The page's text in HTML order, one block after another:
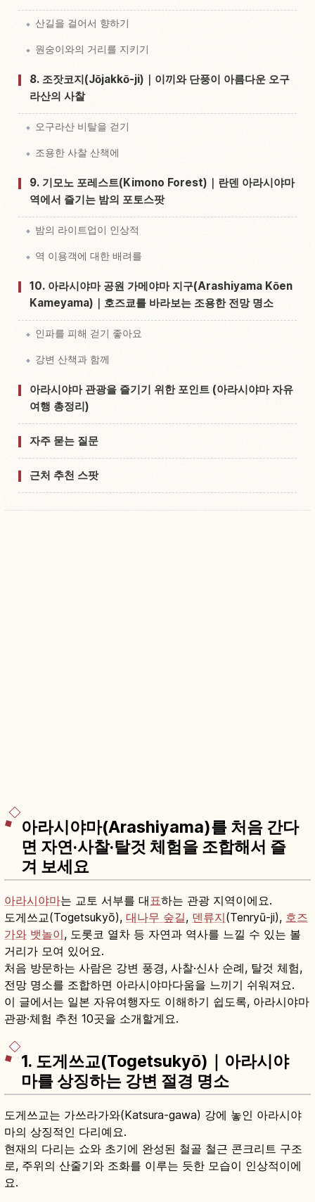
산길을 걸어서 향하기
원숭이와의 거리를 지키기
8. 조잣코지(Jōjakkō-ji)｜이끼와 단풍이 아름다운 오구
라산의 사찰
오구라산 비탈을 걷기
조용한 사찰 산책에
9. 기모노 포레스트(Kimono Forest)｜란덴 아라시야마
역에서 즐기는 밤의 포토스팟
밤의 라이트업이 인상적
역 이용객에 대한 배려를
10. 아라시야마 공원 가메야마 지구(Arashiyama Kōen
Kameyama)｜호즈쿄를 바라보는 조용한 전망 명소
인파를 피해 걷기 좋아요
강변 산책과 함께
아라시야마 관광을 즐기기 위한 포인트 (아라시야마 자유
여행 총정리)
자주 묻는 질문
근처 추천 스팟
아라시야마(Arashiyama)를 처음 간다
면 자연·사찰·탈것 체험을 조합해서 즐
겨 보세요
아라시야마는 교토 서부를 대 표하는 관광 지역이에요.
도게쓰교(Togetsukyō), 대나무 숲길, 덴류지(Tenryū-ji), 호즈
가와 뱃놀이, 도롯코 열차 등 자연과 역사를 느낄 수 있는 볼
거리가 모여 있어요.
처음 방문하는 사람은 강변 풍경, 사찰·신사 순례, 탈것 체험,
전망 명소를 조합하면 아라시야마다움을 느끼기 쉬워져요.
이 글에서는 일본 자유여행자도 이해하기 쉽도록, 아라시야마
관광·체험 추천 10곳을 소개할게요.
1. 도게쓰교(Togetsukyō)｜아라시야
마를 상징하는 강변 절경 명소
도게쓰교는 가쓰라가와(Katsura-gawa) 강에 놓인 아라시야
마의 상징적인 다리예요.
현재의 다리는 쇼와 초기에 완성된 철골 철근 콘크리트 구조
로, 주위의 산줄기와 조화를 이루는 듯한 모습이 인상적이에
요.